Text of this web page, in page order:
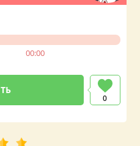
00:00
0